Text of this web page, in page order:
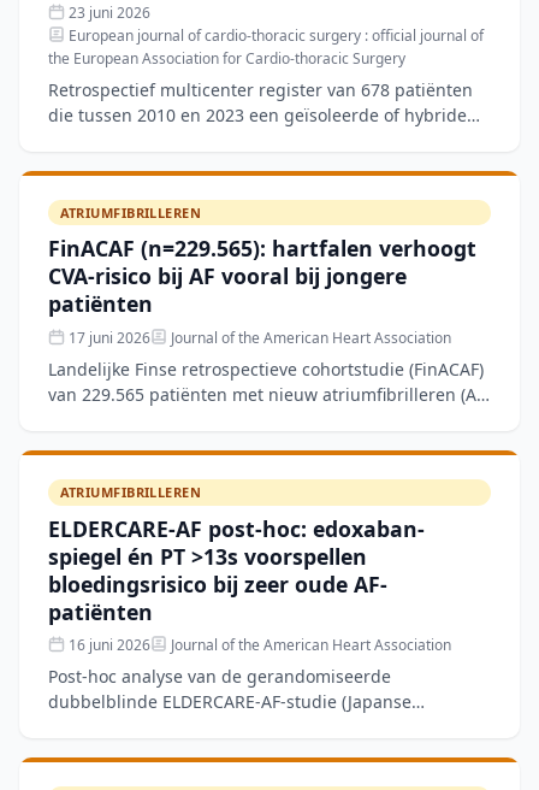
23 juni 2026
European journal of cardio-thoracic surgery : official journal of
the European Association for Cardio-thoracic Surgery
Retrospectief multicenter register van 678 patiënten
die tussen 2010 en 2023 een geïsoleerde of hybride
ATRIUMFIBRILLEREN
FinACAF (n=229.565): hartfalen verhoogt
CVA-risico bij AF vooral bij jongere
patiënten
17 juni 2026 Journal of the American Heart Association
Landelijke Finse retrospectieve cohortstudie (FinACAF)
van 229.565 patiënten met nieuw atriumfibrilleren (AF)
ATRIUMFIBRILLEREN
ELDERCARE-AF post-hoc: edoxaban-
spiegel én PT >13s voorspellen
bloedingsrisico bij zeer oude AF-
patiënten
16 juni 2026 Journal of the American Heart Association
Post-hoc analyse van de gerandomiseerde
dubbelblinde ELDERCARE-AF-studie (Japanse
bloedingsrisico), waarbij 427